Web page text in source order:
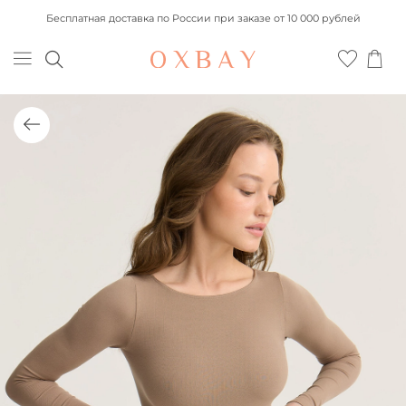
Бесплатная доставка по России при заказе от 10 000 рублей